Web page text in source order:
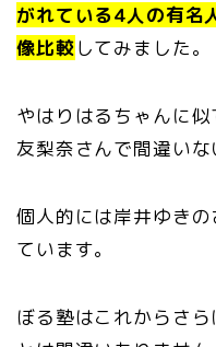
がれている4人の有名
像比較してみました。
やはりはるちゃんに
友梨奈さんで間違いな
個人的には岸井ゆき
ています。
ぼる塾はこれからさ